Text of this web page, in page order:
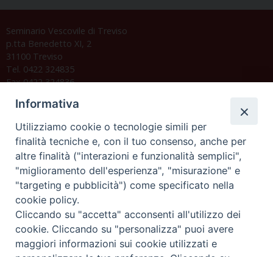
Seminario Vescovile di Treviso
p.tta Benedetto XI, 2
31100 Treviso
Tel. 0422 324835
Fax 0422 324836
C.F. 94004060268
Orario di segreteria
Lunedì 17.30-19.30
Martedì 17.30-19.30
Mercoledì 17.30-19.30
Giovedì 17.30-19.30
Venerdì chiuso
Sabato 9.30-11.30
Informativa
Utilizziamo cookie o tecnologie simili per
finalità tecniche e, con il tuo consenso, anche per
altre finalità ("interazioni e funzionalità semplici",
"miglioramento dell'esperienza", "misurazione" e
"targeting e pubblicità") come specificato nella
cookie policy.
Cliccando su "accetta" acconsenti all'utilizzo dei
cookie. Cliccando su "personalizza" puoi avere
maggiori informazioni sui cookie utilizzati e